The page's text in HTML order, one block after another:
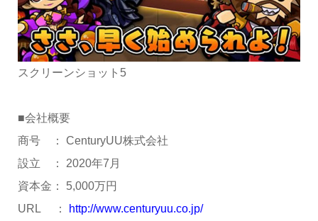
スクリーンショット5
■会社概要
商号 ： CenturyUU株式会社
設立 ： 2020年7月
資本金： 5,000万円
URL ：
http://www.centuryuu.co.jp/